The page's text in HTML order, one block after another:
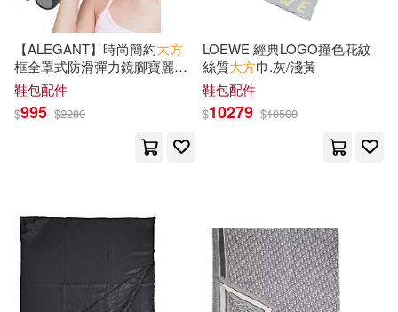
盧祥之（主編）(5)
磐井ユタ(5) 蔡向紅(5)
蔡鐵如（主編）(5) 謝望民(5)
LiveABC編輯群(4)
NHK「科學觀察法」製作團隊(4)
warner music(18)
中信出版社(18)
復旦大學出版社(18)
中國華僑出版社(17)
天津科學技術出版社(17)
【ALEGANT】時尚簡約大方
框全罩式防滑彈力鏡腳寶麗來
偏光墨鏡/外掛式UV400太陽眼
鏡/包覆套鏡 星曜晶黑
鞋包配件
$995 $2280
LOEWE 經典LOGO撞色花紋
絲質大方巾.灰/淺黃
鞋包配件
$10279 $10500